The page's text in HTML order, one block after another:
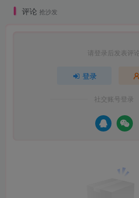
评论 抢沙发
请登录后发表评
登录
社交账号登录